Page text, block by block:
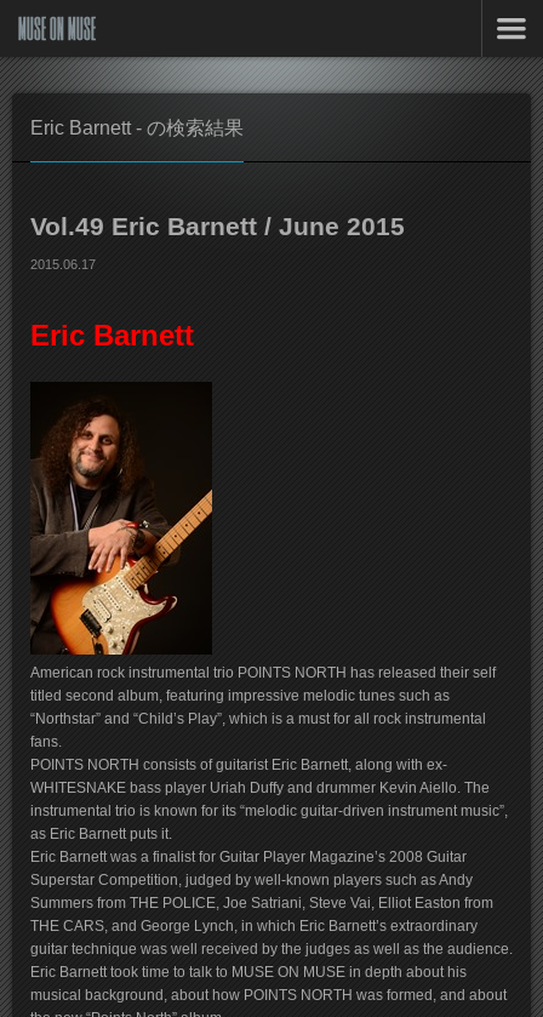
MUSE ON MUSE
Eric Barnett - の検索結果
Vol.49 Eric Barnett / June 2015
2015.06.17
Eric Barnett
American rock instrumental trio POINTS NORTH has released their self
titled second album, featuring impressive melodic tunes such as
“Northstar” and “Child’s Play”, which is a must for all rock instrumental
fans.
POINTS NORTH consists of guitarist Eric Barnett, along with ex-
WHITESNAKE bass player Uriah Duffy and drummer Kevin Aiello. The
instrumental trio is known for its “melodic guitar-driven instrument music”,
as Eric Barnett puts it.
Eric Barnett was a finalist for Guitar Player Magazine’s 2008 Guitar
Superstar Competition, judged by well-known players such as Andy
Summers from THE POLICE, Joe Satriani, Steve Vai, Elliot Easton from
THE CARS, and George Lynch, in which Eric Barnett’s extraordinary
guitar technique was well received by the judges as well as the audience.
Eric Barnett took time to talk to MUSE ON MUSE in depth about his
musical background, about how POINTS NORTH was formed, and about